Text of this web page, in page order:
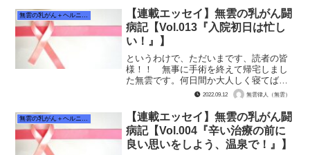
無雲の乳がん＋ヘルニア闘病記
【連載エッセイ】無雲の乳がん闘
病記【Vol.013『入院初日は忙し
い！』】
というわけで、ただいまです、読者の皆
様！！ 無事に手術を終えて帰宅しまし
た無雲です。何日間か大人しく寝てばか
りいたのですが、こちらの記事を早く書
きたいと思って、徐々にですが書く事を
再開しております。 これから数話は、
入院生活の振り返りになり...
2022.09.12 無雲律人（無雲）
【連載エッセイ】無雲の乳がん闘
病記【Vol.004『辛い治療の前に
良い思いをしよう、温泉で！』】